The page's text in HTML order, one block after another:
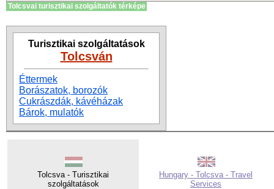
Tolcsvai turisztikai szolgáltatók térképe
Turisztikai szolgáltatások
Tolcsván
Éttermek
Borászatok, borozók
Cukrászdák, kávéházak
Bárok, mulatók
Tolcsva - Turisztikai
szolgáltatások
Hungary - Tolcsva - Travel
Services